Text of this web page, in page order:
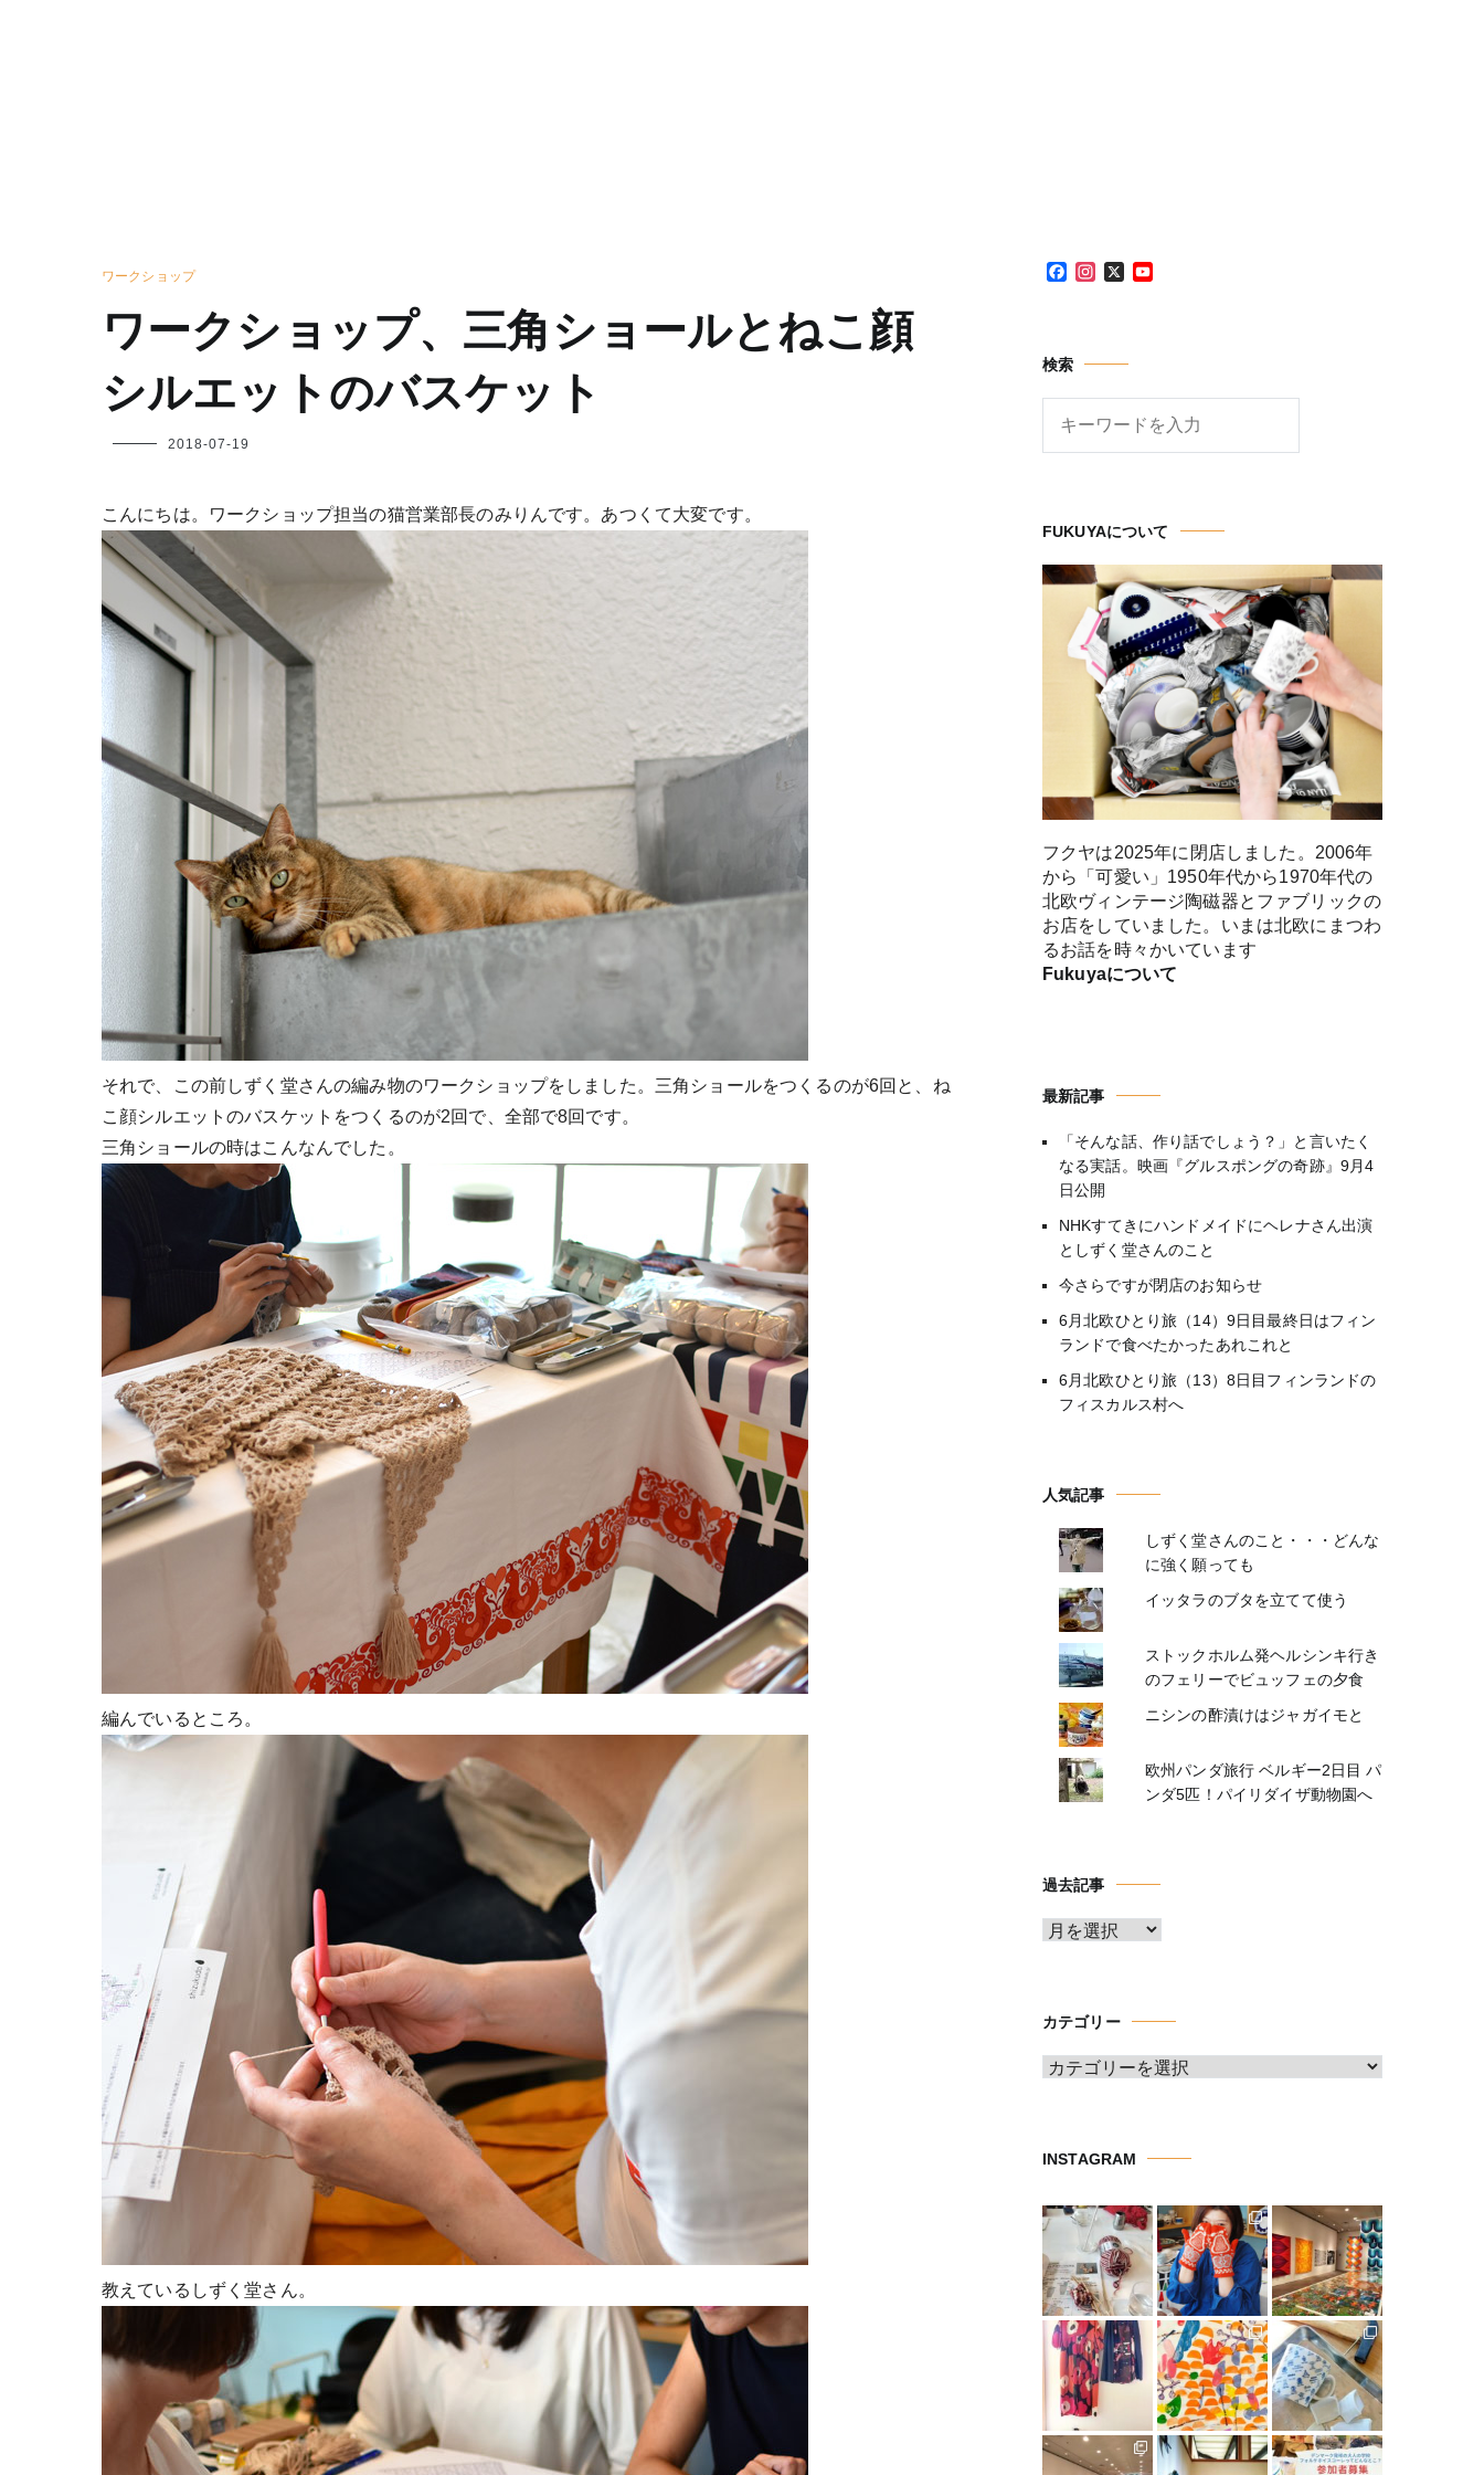
ワークショップ
ワークショップ、三角ショールとねこ顔
シルエットのバスケット
フ
2018-07-19
こんにちは。ワークショップ担当の猫営業部長のみりんです。あつくて大変です。
それで、この前しずく堂さんの編み物のワークショップをしました。三角ショールをつくるのが6回と、ね
こ顔シルエットのバスケットをつくるのが2回で、全部で8回です。
三角ショールの時はこんなんでした。
編んでいるところ。
教えているしずく堂さん。
Facebook
Instagram
X
検索
FUKUYAについて
フクヤは2025年に閉店しました。2006年
から「可愛い」1950年代から1970年代の
北欧ヴィンテージ陶磁器とファブリックの
お店をしていました。いまは北欧にまつわ
るお話を時々かいています
Fukuyaについて
最新記事
「そんな話、作り話でしょう？」と言いたく
なる実話。映画『グルスポングの奇跡』9月4
日公開
NHKすてきにハンドメイドにヘレナさん出演
としずく堂さんのこと
今さらですが閉店のお知らせ
6月北欧ひとり旅（14）9日目最終日はフィン
ランドで食べたかったあれこれと
6月北欧ひとり旅（13）8日目フィンランドの
フィスカルス村へ
人気記事
しずく堂さんのこと・・・どんな
に強く願っても
イッタラのブタを立てて使う
ストックホルム発ヘルシンキ行き
のフェリーでビュッフェの夕食
ニシンの酢漬けはジャガイモと
欧州パンダ旅行 ベルギー2日目 パ
ンダ5匹！パイリダイザ動物園へ
過去記事
ア
ブ
カテゴリー
カ
ー
INSTAGRAM